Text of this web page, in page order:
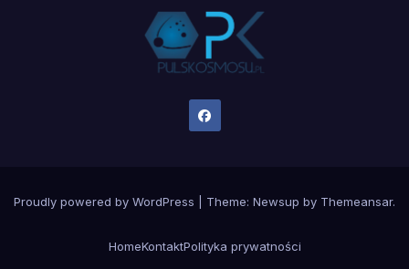
Proudly powered by WordPress Theme: Newsup by Themeansar.
HomeKontaktPolityka prywatności